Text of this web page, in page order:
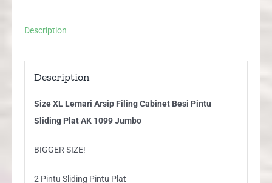
Plat
quantity
Description
Description
Size XL Lemari Arsip Filing Cabinet Besi Pintu
Sliding Plat AK 1099 Jumbo
BIGGER SIZE!
2 Pintu Sliding Pintu Plat